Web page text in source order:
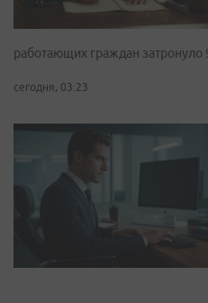
работающих граждан
сегодня, 03:23